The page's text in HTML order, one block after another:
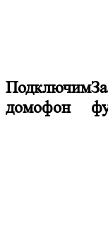
Подключим
домофон